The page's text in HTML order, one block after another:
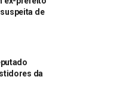
de
da